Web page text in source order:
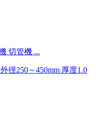
切管機 ...
徑250～450mm 厚度1.0